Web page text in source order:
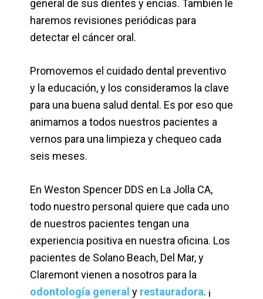
general de sus dientes y encías. También le
haremos revisiones periódicas para
detectar el cáncer oral.
Promovemos el cuidado dental preventivo
y la educación, y los consideramos la clave
para una buena salud dental. Es por eso que
animamos a todos nuestros pacientes a
vernos para una limpieza y chequeo cada
seis meses.
En Weston Spencer DDS en La Jolla CA,
todo nuestro personal quiere que cada uno
de nuestros pacientes tengan una
experiencia positiva en nuestra oficina. Los
pacientes de Solano Beach, Del Mar, y
Claremont vienen a nosotros para la
odontología general y restauradora. ¡